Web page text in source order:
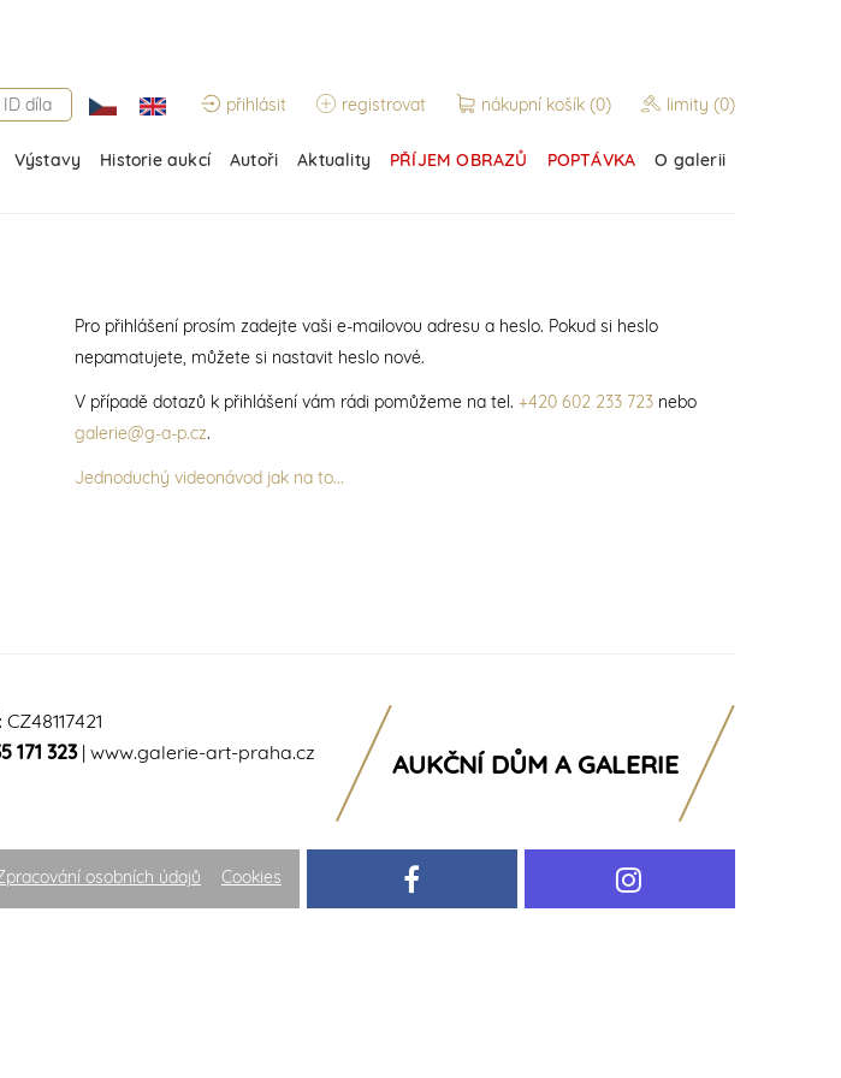
přihlásit registrovat nákupní košík (0) limity (0)
Výstavy Historie aukcí Autoři Aktuality PŘÍJEM OBRAZŮ POPTÁVKA O galerii
Pro přihlášení prosím zadejte vaši e-mailovou adresu a heslo. Pokud si heslo
nepamatujete, můžete si nastavit heslo nové.
V případě dotazů k přihlášení vám rádi pomůžeme na tel. +420 602 233 723nebo
galerie@g-a-p.cz.
Jednoduchý videonávod jak na to...
171 323| www.galerie-art-praha.cz
AUKČNÍ DŮM A GALERIE
osobních údajů Cookies